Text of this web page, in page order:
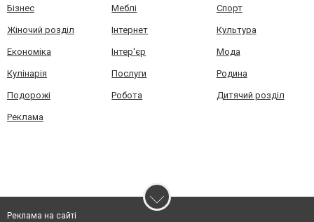
Бізнес Меблі Спорт
Жіночий розділ Інтернет Культура
Економіка Інтер'єр Мода
Кулінарія Послуги Родина
Подорожі Робота Дитячий розділ
Реклама
Реклама на сайті